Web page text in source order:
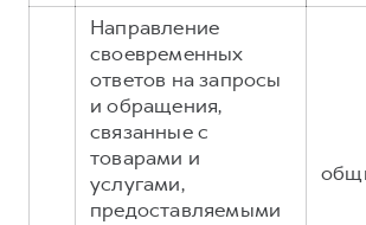
Направление
своевременных
ответов на запросы
и обращения,
связанные с
товарами и
услугами,
предоставляемыми